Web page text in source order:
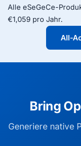
Alle eSeGeCe-
€1,059 pro Jahr.
All-
Bring
Generiere native